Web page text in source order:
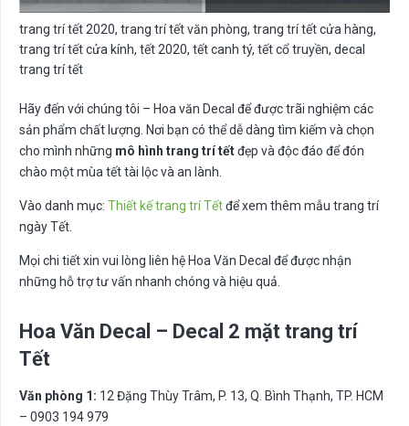
trang trí tết 2020, trang trí tết văn phòng, trang trí tết cửa hàng,
trang trí tết cửa kính, tết 2020, tết canh tý, tết cổ truyền, decal
trang trí tết
Hãy đến với chúng tôi – Hoa văn Decal để được trãi nghiệm các
sản phẩm chất lượng. Nơi bạn có thể dễ dàng tìm kiếm và chọn
cho mình những mô hình trang trí tếtđẹp và độc đáo để đón
chào một mùa tết tài lộc và an lành.
Vào danh mục: Thiết kế trang trí Tếtđể xem thêm mẫu trang trí
ngày Tết.
Mọi chi tiết xin vui lòng liên hệ Hoa Văn Decal để được nhận
những hỗ trợ tư vấn nhanh chóng và hiệu quả.
Hoa Văn Decal – Decal 2 mặt trang trí
Tết
Văn phòng 1: 12 Đặng Thùy Trâm, P. 13, Q. Bình Thạnh, TP. HCM
– 0903 194 979